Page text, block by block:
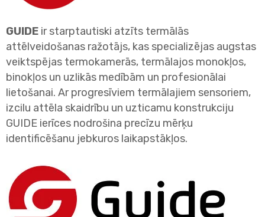
GUIDE ir starptautiski atzīts termālās
attēlveidošanas ražotājs, kas specializējas augstas
veiktspējas termokamerās, termālajos monokļos,
binokļos un uzlikās medībām un profesionālai
lietošanai. Ar progresīviem termālajiem sensoriem,
izcilu attēla skaidrību un uzticamu konstrukciju
GUIDE ierīces nodrošina precīzu mērķu
identificēšanu jebkuros laikapstākļos.